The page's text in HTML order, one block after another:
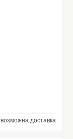
возможна доставка